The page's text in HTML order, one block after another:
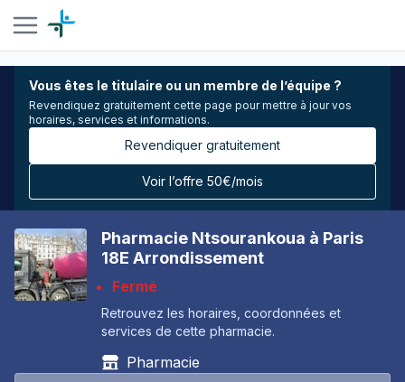
Vous êtes le titulaire ou un membre de l’équipe ?
Revendiquez gratuitement cette page pour mettre à jour vos
horaires, services et informations.
Revendiquer gratuitement
Voir l’offre 50€/mois
Pharmacie Ntsourankoua à Paris
18E Arrondissement
Fermé
Retrouvez les horaires, coordonnées et
services de cette pharmacie.
Pharmacie